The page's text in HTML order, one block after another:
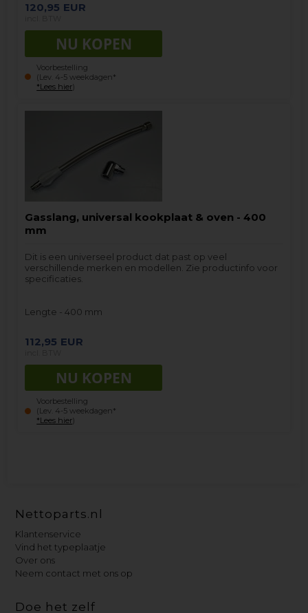
120,95 EUR
Voorbestelling
(Lev. 4-5 weekdagen*
*Lees hier)
Gasslang, universal kookplaat & oven - 400
mm
Dit is een universeel product dat past op veel
verschillende merken en modellen. Zie productinfo voor
specificaties.
Lengte - 400 mm
112,95 EUR
Voorbestelling
(Lev. 4-5 weekdagen*
*Lees hier)
Nettoparts.nl
Klantenservice
Vind het typeplaatje
Over ons
Neem contact met ons op
Doe het zelf